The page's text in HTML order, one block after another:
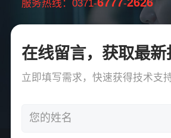
服务热线：0371- -
在线留言，获取最新
立即填写需求，快速获得技术支